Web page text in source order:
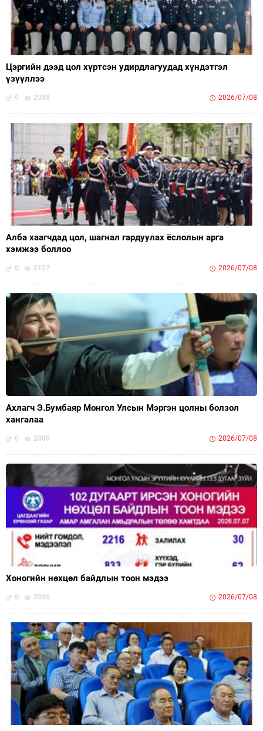
Цэргийн дээд цол хүртсэн удирдлагуудад хүндэтгэл
үзүүллээ
0 2388 2026/07/08
Алба хаагчдад цол, шагнал гардуулах ёслолын арга
хэмжээ боллоо
0 2127 2026/07/08
Ахлагч Э.Бумбаяр Монгол Улсын Мэргэн цолны болзол
хангалаа
0 2000 2026/07/08
Хоногийн нөхцөл байдлын тоон мэдээ
0 2026 2026/07/08